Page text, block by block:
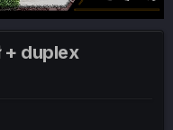
+ duplex